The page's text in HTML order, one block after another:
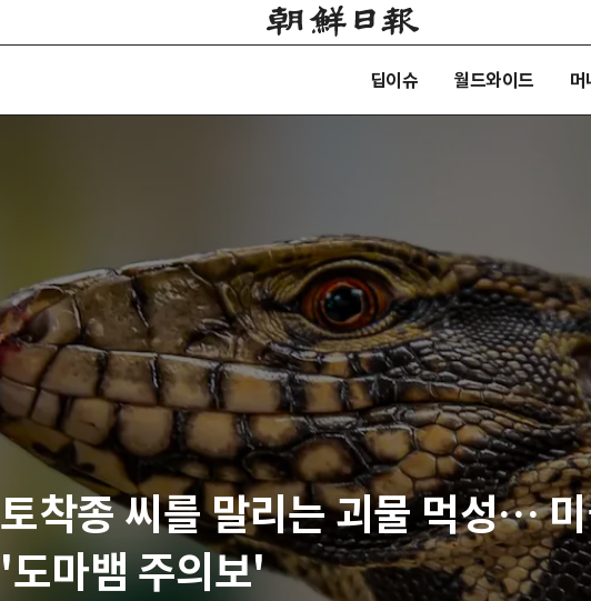
딥이슈 월드와이드 머
토착종 씨를 말리는 괴물 먹성…
'도마뱀 주의보'